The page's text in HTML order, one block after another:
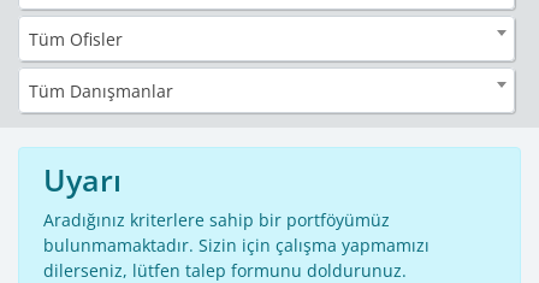
Tüm Ofisler
Tüm Danışmanlar
Uyarı
Aradığınız kriterlere sahip bir portföyümüz
bulunmamaktadır. Sizin için çalışma yapmamızı
dilerseniz, lütfen talep formunu doldurunuz.